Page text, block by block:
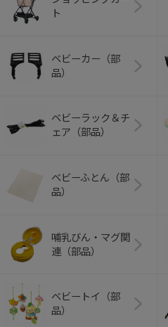
ト
ベビーカー（部
品）
ベビーラック＆チ
ェア（部品）
ベビーふとん（部
品）
哺乳びん・マグ関
連（部品）
ベビートイ（部
品）